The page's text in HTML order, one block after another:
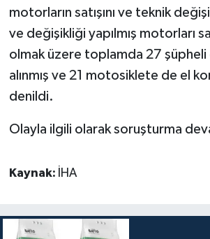
motorların satışını ve teknik
ve değişikliği yapılmış motorları
olmak üzere toplamda 27 şüpheli
alınmış ve 21 motosiklete de el
denildi.
Olayla ilgili olarak soruşturma
Kaynak: İHA